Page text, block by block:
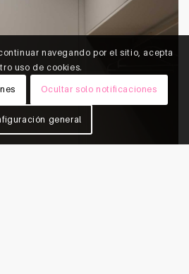
navegando por el sitio, acepta
uso de cookies.
Ocultar solo notificaciones
general